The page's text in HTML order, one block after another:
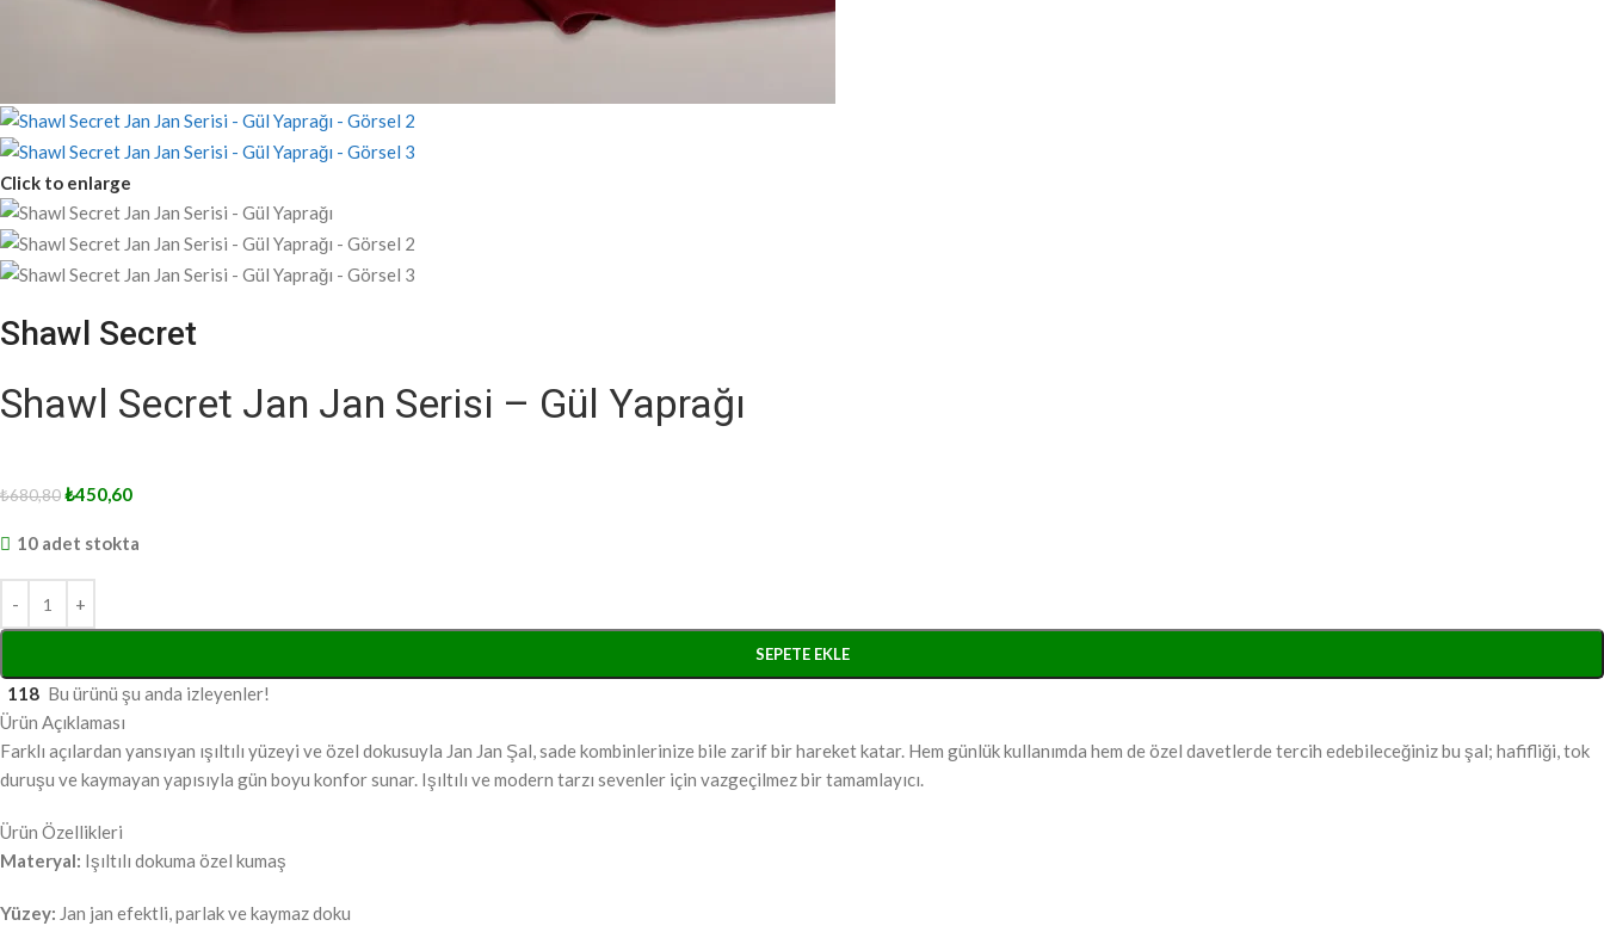
Click to enlarge
Shawl Secret
Shawl Secret Jan Jan Serisi – Gül Yaprağı
₺680,80₺450,60
10 adet stokta
SEPETE EKLE
118 Bu ürünü şu anda izleyenler!
Ürün Açıklaması
Farklı açılardan yansıyan ışıltılı yüzeyi ve özel dokusuyla Jan Jan Şal, sade kombinlerinize bile zarif bir hareket katar. Hem günlük kullanımda hem de özel davetlerde tercih edebileceğiniz bu şal; hafifliği, tok
duruşu ve kaymayan yapısıyla gün boyu konfor sunar. Işıltılı ve modern tarzı sevenler için vazgeçilmez bir tamamlayıcı.
Ürün Özellikleri
Materyal: Işıltılı dokuma özel kumaş
Yüzey: Jan jan efektli, parlak ve kaymaz doku